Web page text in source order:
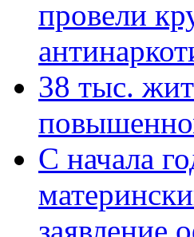
провели
38 тыс.
С начала